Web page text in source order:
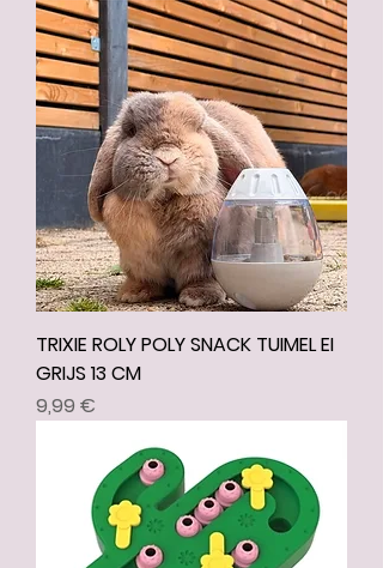
TRIXIE ROLY POLY SNACK TUIMEL EI
GRIJS 13 CM
Prix
9,99 €